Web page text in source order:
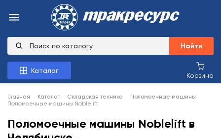
Найти
Каталог
Корзина
Главная Каталог Складская техника
Поломоечные машины
Поломоечные машины Noblelift
Поломоечные машины Noblelift в